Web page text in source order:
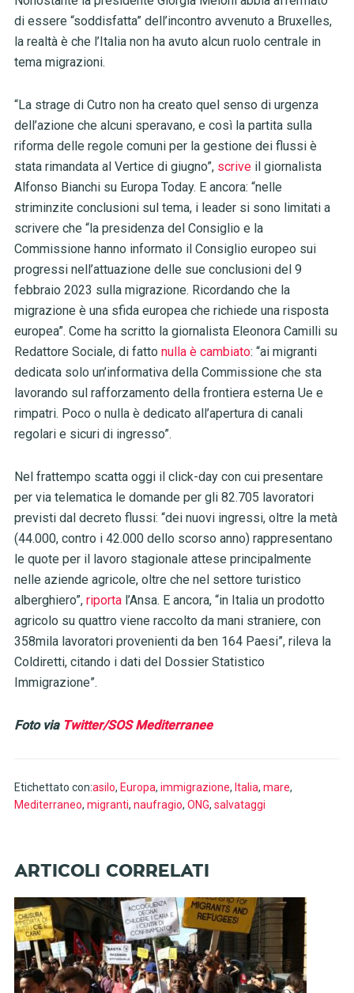
di essere “soddisfatta” dell’incontro avvenuto a Bruxelles,
la realtà è che l’Italia non ha avuto alcun ruolo centrale in
tema migrazioni.
“La strage di Cutro non ha creato quel senso di urgenza
dell’azione che alcuni speravano, e così la partita sulla
riforma delle regole comuni per la gestione dei flussi è
stata rimandata al Vertice di giugno”, scriveil giornalista
Alfonso Bianchi su Europa Today. E ancora: “nelle
striminzite conclusioni sul tema, i leader si sono limitati a
scrivere che “la presidenza del Consiglio e la
Commissione hanno informato il Consiglio europeo sui
progressi nell’attuazione delle sue conclusioni del 9
febbraio 2023 sulla migrazione. Ricordando che la
migrazione è una sfida europea che richiede una risposta
europea”. Come ha scritto la giornalista Eleonora Camilli su
Redattore Sociale, di fatto nulla è cambiato: “ai migranti
dedicata solo un’informativa della Commissione che sta
lavorando sul rafforzamento della frontiera esterna Ue e
rimpatri. Poco o nulla è dedicato all’apertura di canali
regolari e sicuri di ingresso”.
Nel frattempo scatta oggi il click-day con cui presentare
per via telematica le domande per gli 82.705 lavoratori
previsti dal decreto flussi: “dei nuovi ingressi, oltre la metà
(44.000, contro i 42.000 dello scorso anno) rappresentano
le quote per il lavoro stagionale attese principalmente
nelle aziende agricole, oltre che nel settore turistico
alberghiero”, riportal’Ansa. E ancora, “in Italia un prodotto
agricolo su quattro viene raccolto da mani straniere, con
358mila lavoratori provenienti da ben 164 Paesi”, rileva la
Coldiretti, citando i dati del Dossier Statistico
Immigrazione”.
Foto via Twitter/SOS Mediterranee
Etichettato con:asilo, Europa, immigrazione, Italia, mare,
Mediterraneo, migranti, naufragio, ONG, salvataggi